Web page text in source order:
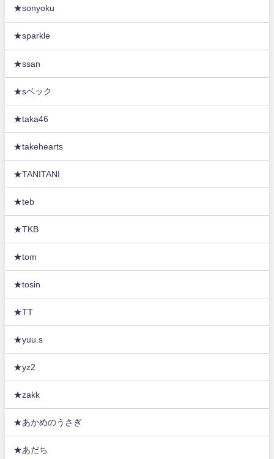
★sonyoku
★sparkle
★ssan
★sベック
★taka46
★takehearts
★TANITANI
★teb
★TKB
★tom
★tosin
★TT
★yuu.s
★yz2
★zakk
★あかめのうさぎ
★あだち